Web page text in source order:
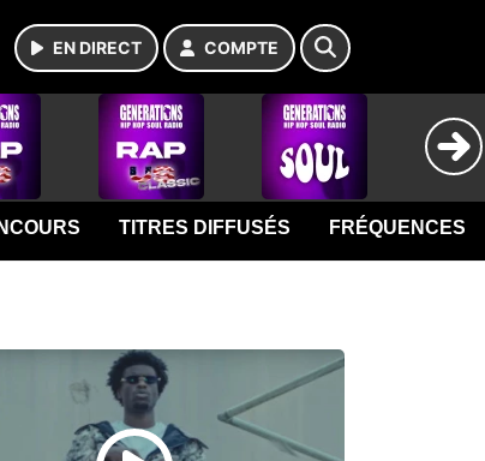
EN DIRECT COMPTE
TITRES DIFFUSÉS FRÉQUENCES